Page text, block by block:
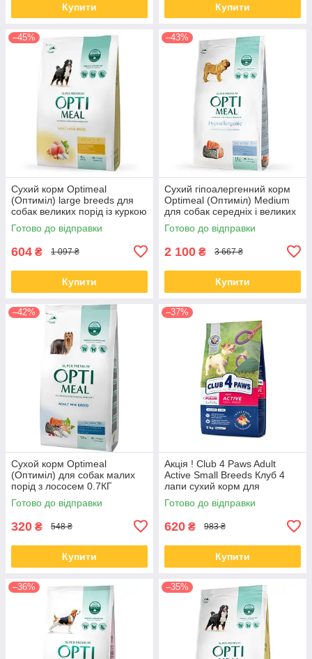
Купити Купити
–45%
Сухий корм Optimeal
(Оптиміл) large breeds для
собак великих порід із куркою
4 КГ
Готово до відправки
604 ₴ 1 097 ₴
Купити
–43%
Сухий гіпоалергенний корм
Optimeal (Оптиміл) Medium
для собак середніх і великих
порід с лососем 12 КГ
Готово до відправки
2 100 ₴ 3 667 ₴
Купити
–42%
Сухой корм Optimeal
(Оптиміл) для собак малих
порід з лососем 0.7КГ
Готово до відправки
320 ₴ 548 ₴
Купити
–37%
Акція ! Club 4 Paws Adult
Active Small Breeds Клуб 4
лапи сухий корм для
активних собак малих порід,
5 кг
Готово до відправки
620 ₴ 983 ₴
Купити
–36% –35%